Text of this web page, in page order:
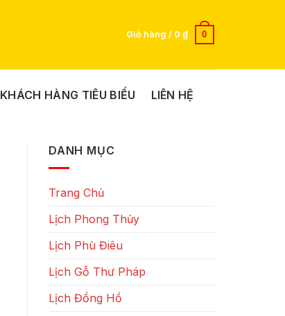
Giỏ hàng / 0 ₫ 0
KHÁCH HÀNG TIÊU BIỂU LIÊN HỆ
DANH MỤC
Trang Chủ
Lịch Phong Thủy
Lịch Phù Điêu
Lịch Gỗ Thư Pháp
Lịch Đồng Hồ